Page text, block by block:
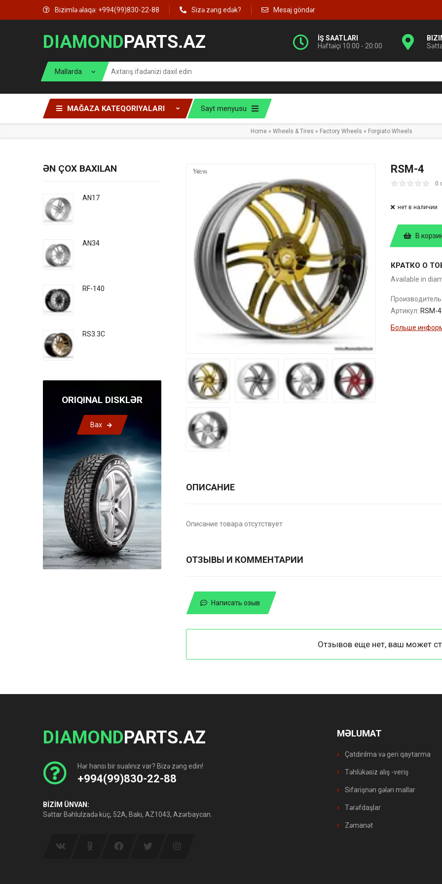
Bizimlə əlaqə: +994(99)830-22-88 Sizə zəng edək? Mesaj göndər
DIAMONDPARTS.AZ
İŞ SAATLARI
Həftəiçi 10:00 - 20:00
MAĞAZA KATEQORIYALARI Sayt menyusu
Home » Wheels & Tires » Factory Wheels » Forgiato Wheels
New RSM-4
0
нет в наличии
В
КРАТКО О
Available in
Производитель:
Артикул: RSM-4
Больше
ОПИСАНИЕ
Описание товара отсутствует
ОТЗЫВЫ И КОММЕНТАРИИ
Написать озыв
Отзывов еще нет, ваш может
ƏN ÇOX BAXILAN
AN17
AN34
RF-140
RS3.3C
ORIQINAL DISKLƏR
Bax
DIAMONDPARTS.AZ
Hər hansı bir sualınız var? Bizə zəng edin!
+994(99)830-22-88
BİZİM ÜNVAN:
Səttar Bəhlulzadə küç, 52A, Bakı, AZ1043, Azərbaycan.
MƏLUMAT
Çatdırılma və geri qaytarma
Təhlükəsiz alış -veriş
Sifarişnən gələn mallar
Tərəfdaşlar
Zəmanət